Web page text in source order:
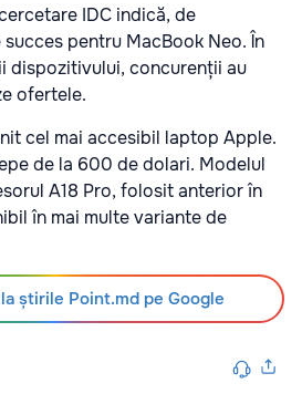
IDC indică, de
pentru MacBook Neo. În
dispozitivului, concurenții au
ofertele.
cel mai accesibil laptop Apple.
de la 600 de dolari. Modelul
A18 Pro, folosit anterior în
în mai multe variante de
știrile Point.md pe Google